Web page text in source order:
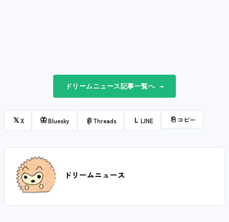
ドリームニュース記事一覧へ →
𝕏X 🦋Bluesky @ Threads L LINE ⎘ コピー
ドリームニュース